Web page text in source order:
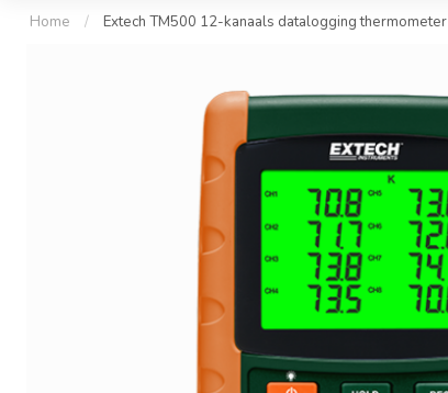
Home / Extech TM500 12-kanaals datalogging thermometer